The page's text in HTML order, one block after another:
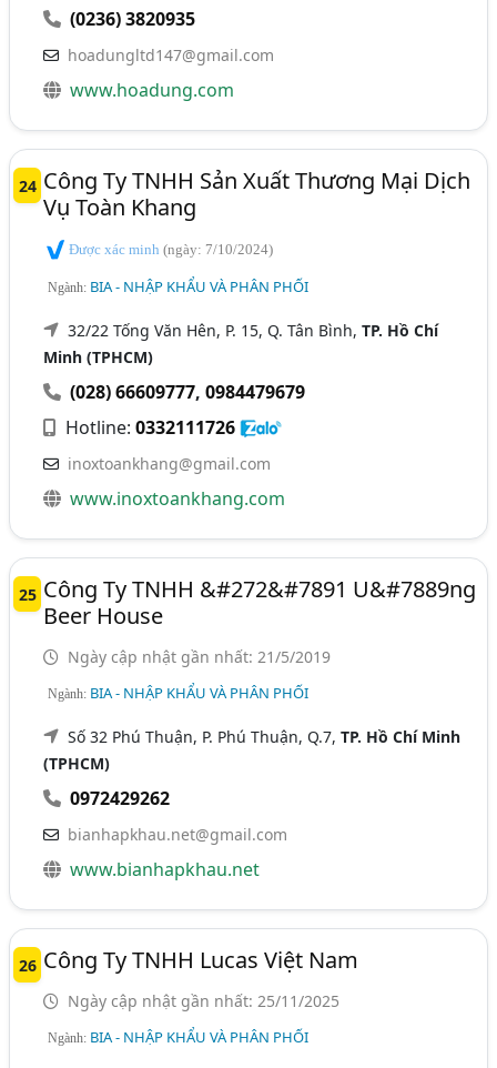
(0236) 3820935
hoadungltd147@gmail.com
www.hoadung.com
24 Công Ty TNHH Sản Xuất Thương Mại Dịch
Vụ Toàn Khang
Được xác minh(ngày: 7/10/2024)
Ngành: BIA - NHẬP KHẨU VÀ PHÂN PHỐI
32/22 Tống Văn Hên, P. 15, Q. Tân Bình,TP. Hồ Chí
Minh (TPHCM)
(028) 66609777,0984479679
Hotline:0332111726
inoxtoankhang@gmail.com
www.inoxtoankhang.com
25 Công Ty TNHH &#272&#7891 U&#7889ng
Beer House
Ngày cập nhật gần nhất: 21/5/2019
Ngành: BIA - NHẬP KHẨU VÀ PHÂN PHỐI
Số 32 Phú Thuận, P. Phú Thuận, Q.7,TP. Hồ Chí Minh
(TPHCM)
0972429262
bianhapkhau.net@gmail.com
www.bianhapkhau.net
26 Công Ty TNHH Lucas Việt Nam
Ngày cập nhật gần nhất: 25/11/2025
Ngành: BIA - NHẬP KHẨU VÀ PHÂN PHỐI